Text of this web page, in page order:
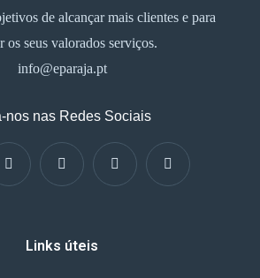
de alcançar mais clientes e para
os seus valorados serviços.
info@eparaja.pt
nos nas Redes Sociais
Links úteis